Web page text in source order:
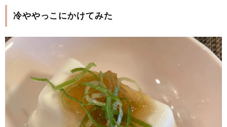
冷ややっこにかけてみた